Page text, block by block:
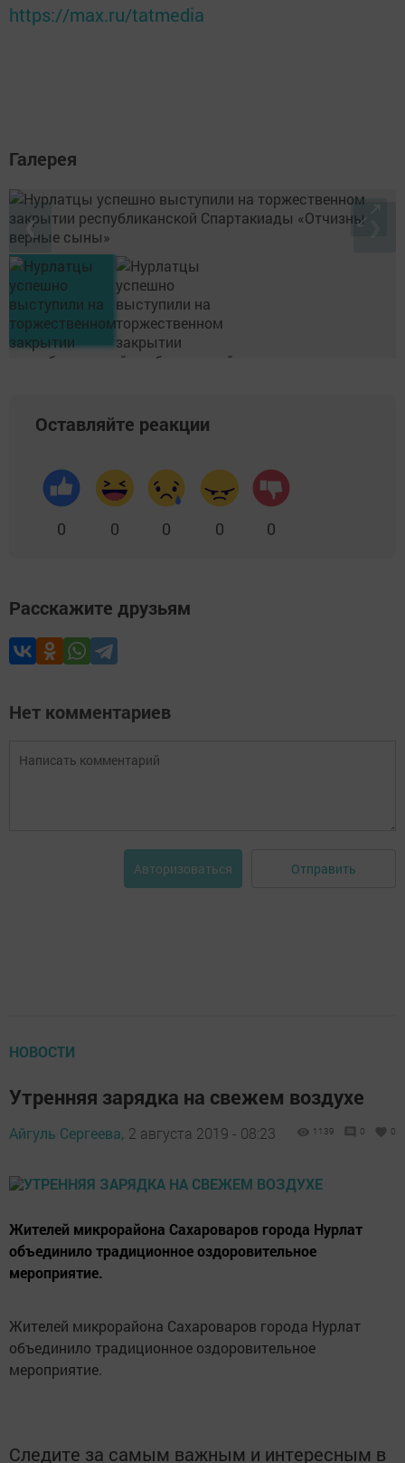
https://max.ru/tatmedia
Галерея
❮
Оставляйте реакции
0 0 0 0 0
Расскажите друзьям
Нет комментариев
Авторизоваться Отправить
НОВОСТИ
Утренняя зарядка на свежем воздухе
Айгуль Сергеева, 2 августа 2019 - 08:23 1139 0 0
Жителей микрорайона Сахароваров города Нурлат
объединило традиционное оздоровительное
мероприятие.
Жителей микрорайона Сахароваров города Нурлат
объединило традиционное оздоровительное
мероприятие.
Следите за самым важным и интересным в